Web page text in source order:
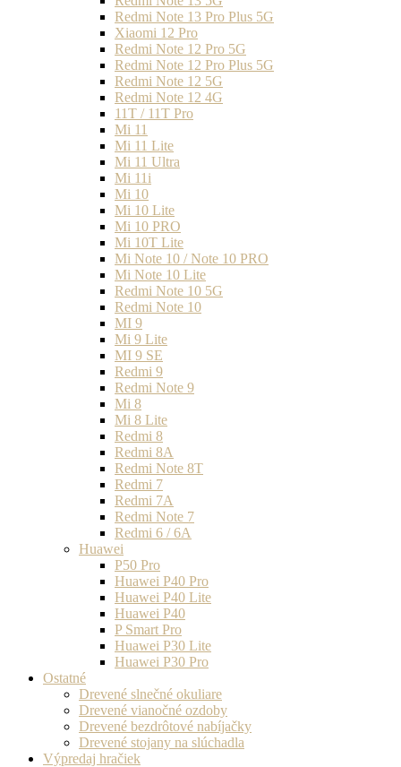
Redmi Note 13 Pro Plus 5G
Xiaomi 12 Pro
Redmi Note 12 Pro 5G
Redmi Note 12 Pro Plus 5G
Redmi Note 12 5G
Redmi Note 12 4G
11T / 11T Pro
Mi 11
Mi 11 Lite
Mi 11 Ultra
Mi 11i
Mi 10
Mi 10 Lite
Mi 10 PRO
Mi 10T Lite
Mi Note 10 / Note 10 PRO
Mi Note 10 Lite
Redmi Note 10 5G
Redmi Note 10
MI 9
Mi 9 Lite
MI 9 SE
Redmi 9
Redmi Note 9
Mi 8
Mi 8 Lite
Redmi 8
Redmi 8A
Redmi Note 8T
Redmi 7
Redmi 7A
Redmi Note 7
Redmi 6 / 6A
Huawei
P50 Pro
Huawei P40 Pro
Huawei P40 Lite
Huawei P40
P Smart Pro
Huawei P30 Lite
Huawei P30 Pro
Ostatné
Drevené slnečné okuliare
Drevené vianočné ozdoby
Drevené bezdrôtové nabíjačky
Drevené stojany na slúchadla
Výpredaj hračiek